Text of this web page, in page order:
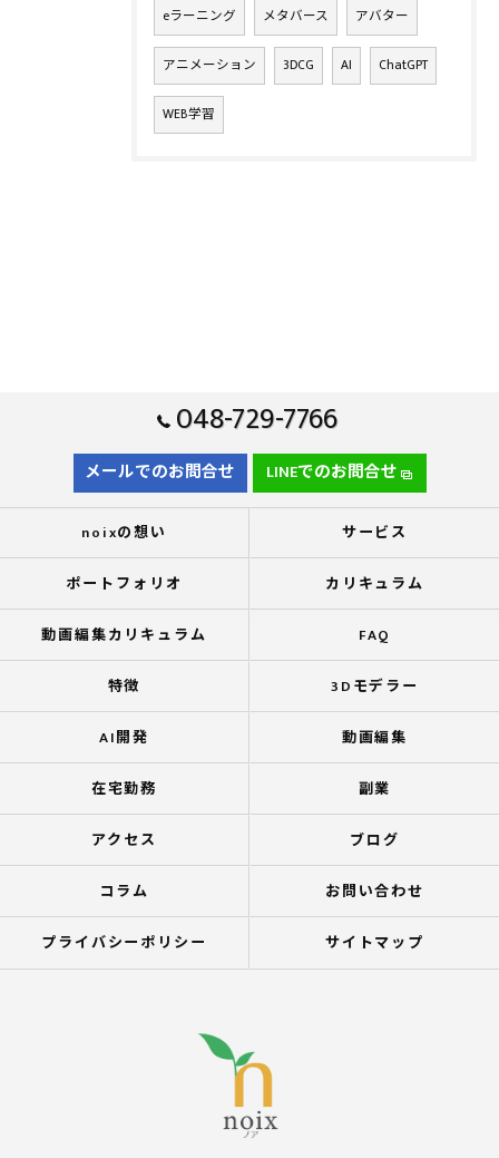
eラーニング メタバース アバター
アニメーション 3DCG AI ChatGPT
WEB学習
048-729-7766
メールでのお問合せ LINEでのお問合せ
noixの想い サービス
ポートフォリオ カリキュラム
動画編集カリキュラム FAQ
特徴 3Dモデラー
AI開発 動画編集
在宅勤務 副業
アクセス ブログ
コラム お問い合わせ
プライバシーポリシー サイトマップ